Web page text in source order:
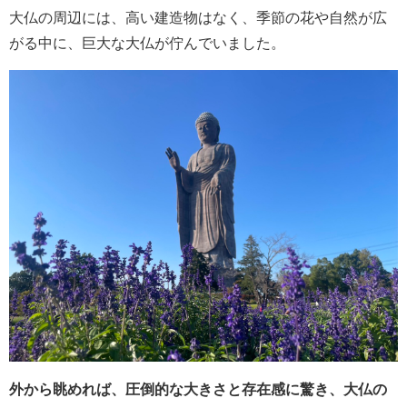
大仏の周辺には、高い建造物はなく、季節の花や自然が広
がる中に、巨大な大仏が佇んでいました。
外から眺めれば、圧倒的な大きさと存在感に驚き、大仏の